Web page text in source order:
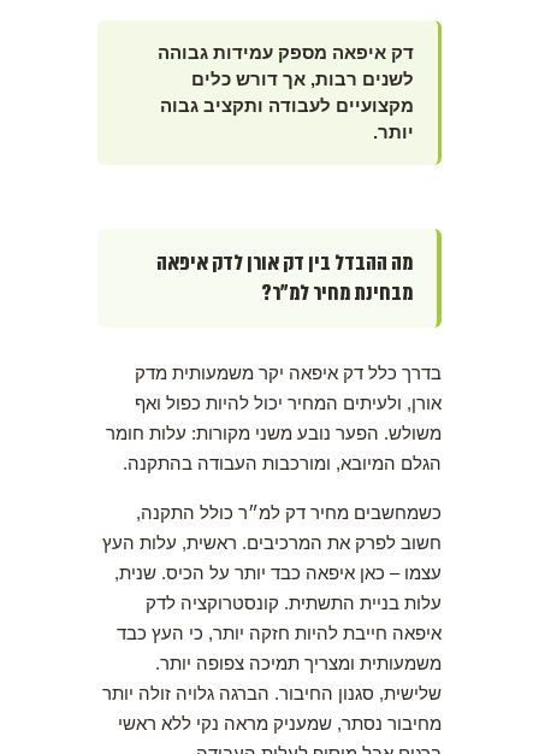
דק איפאה מספק עמידות גבוהה
לשנים רבות, אך דורש כלים
מקצועיים לעבודה ותקציב גבוה
יותר.
מה ההבדל בין דק אורן לדק איפאה
מבחינת מחיר למ״ר?
בדרך כלל דק איפאה יקר משמעותית מדק
אורן, ולעיתים המחיר יכול להיות כפול ואף
משולש. הפער נובע משני מקורות: עלות חומר
הגלם המיובא, ומורכבות העבודה בהתקנה.
כשמחשבים מחיר דק למ״ר כולל התקנה,
חשוב לפרק את המרכיבים. ראשית, עלות העץ
עצמו – כאן איפאה כבד יותר על הכיס. שנית,
עלות בניית התשתית. קונסטרוקציה לדק
איפאה חייבת להיות חזקה יותר, כי העץ כבד
משמעותית ומצריך תמיכה צפופה יותר.
שלישית, סגנון החיבור. הברגה גלויה זולה יותר
מחיבור נסתר, שמעניק מראה נקי ללא ראשי